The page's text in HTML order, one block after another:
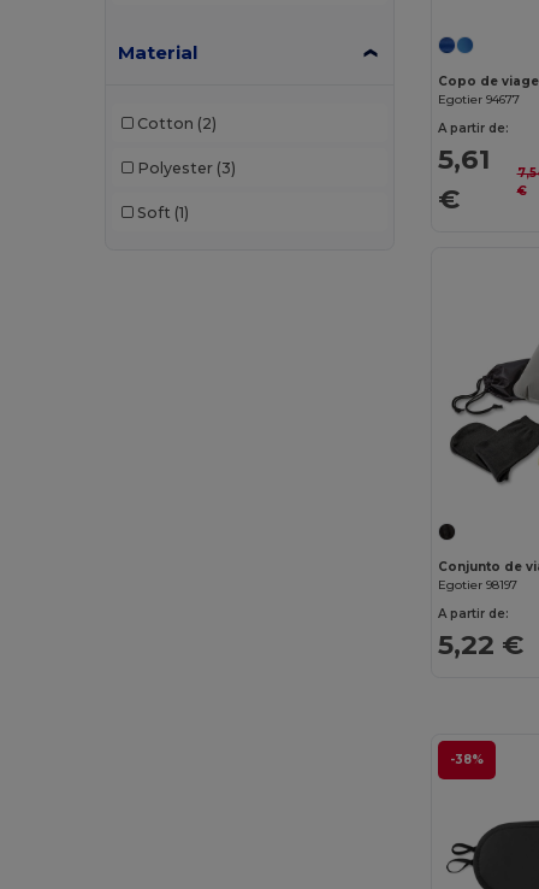
Material
Cotton (2)
Polyester (3)
Soft (1)
Egotier 94677
A partir de:
5,61
€
€
Conjunto de
Egotier 98197
A partir de:
5,22 €
-38%